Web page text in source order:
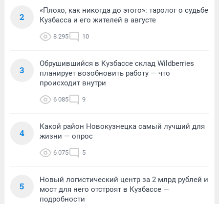
2
«Плохо, как никогда до этого»: таролог о судьбе
Кузбасса и его жителей в августе
8 295 10
3
Обрушившийся в Кузбассе склад Wildberries
планирует возобновить работу — что
происходит внутри
6 085 9
4
Какой район Новокузнецка самый лучший для
жизни — опрос
6 075 5
5
Новый логистический центр за 2 млрд рублей и
мост для него отстроят в Кузбассе —
подробности